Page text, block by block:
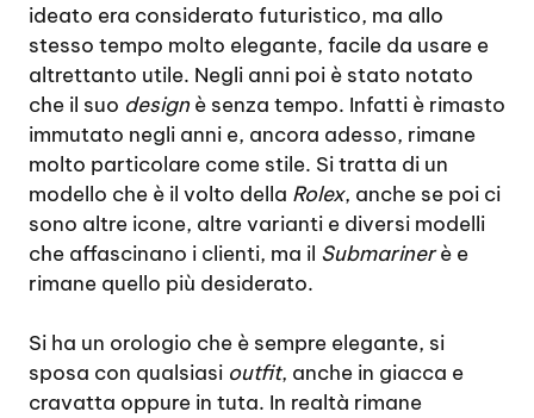
ideato era considerato futuristico, ma allo
stesso tempo molto elegante, facile da usare e
altrettanto utile. Negli anni poi è stato notato
che il suo design è senza tempo. Infatti è rimasto
immutato negli anni e, ancora adesso, rimane
molto particolare come stile. Si tratta di un
modello che è il volto della Rolex, anche se poi ci
sono altre icone, altre varianti e diversi modelli
che affascinano i clienti, ma il Submarinerè e
rimane quello più desiderato.
Si ha un orologio che è sempre elegante, si
sposa con qualsiasi outfit, anche in giacca e
cravatta oppure in tuta. In realtà rimane